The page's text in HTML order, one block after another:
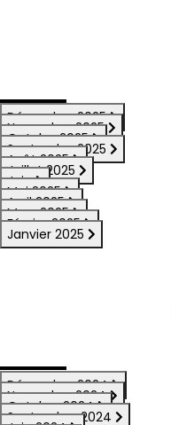
Décembre 2025
Novembre 2025
Octobre2025
Septembre2025
Août 2025
Juillet 2025
Juin
Mai 2025
Avril 2025
Mars 2025
Février 2025
Janvier 2025
Décembre 2024
Novembre 2024
Octobre 2024
Septembre 2024